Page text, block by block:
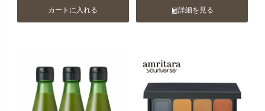
カートに入れる 詳細を見る